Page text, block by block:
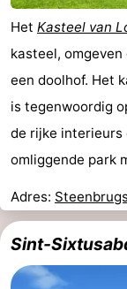
Het Kasteel van
kasteel,
een doolhof. Het
is tegenwoordig
de rijke interieurs
omliggende park
Adres:
Sint-